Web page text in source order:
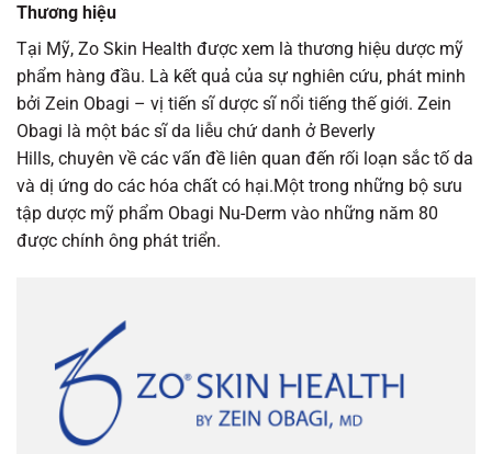
Thương hiệu
Tại Mỹ, Zo Skin Health được xem là thương hiệu dược mỹ
phẩm hàng đầu. Là kết quả của sự nghiên cứu, phát minh
bởi Zein Obagi – vị tiến sĩ dược sĩ nổi tiếng thế giới. Zein
Obagi là một bác sĩ da liễu chứ danh ở Beverly
Hills, chuyên về các vấn đề liên quan đến rối loạn sắc tố da
và dị ứng do các hóa chất có hại.Một trong những bộ sưu
tập dược mỹ phẩm Obagi Nu-Derm vào những năm 80
được chính ông phát triển.